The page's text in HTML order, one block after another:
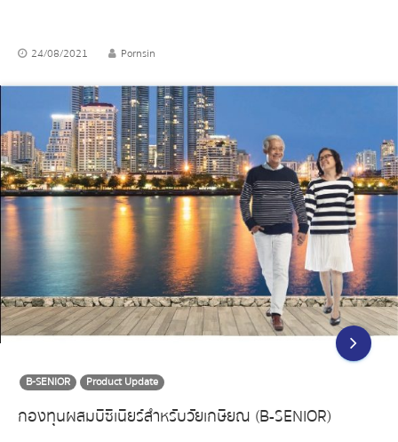
24/08/2021 Pornsin
B-SENIOR Product Update
กองทุนผสมบีซีเนียร์สำหรับวัยเกษียณ (B-SENIOR)